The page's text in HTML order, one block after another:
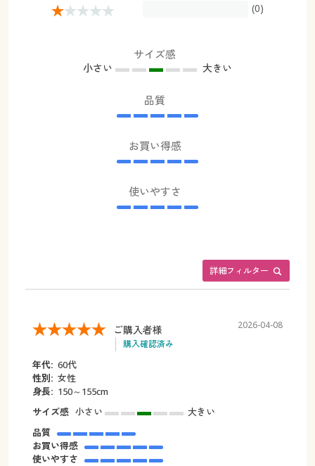
(0)
サイズ感
小さい 大きい
品質
お買い得感
使いやすさ
詳細フィルター
ご購入者様
購入確認済み
2026-04-08
年代: 60代
性別: 女性
身長: 150～155cm
サイズ感 小さい
大きい
品質
お買い得感
使いやすさ